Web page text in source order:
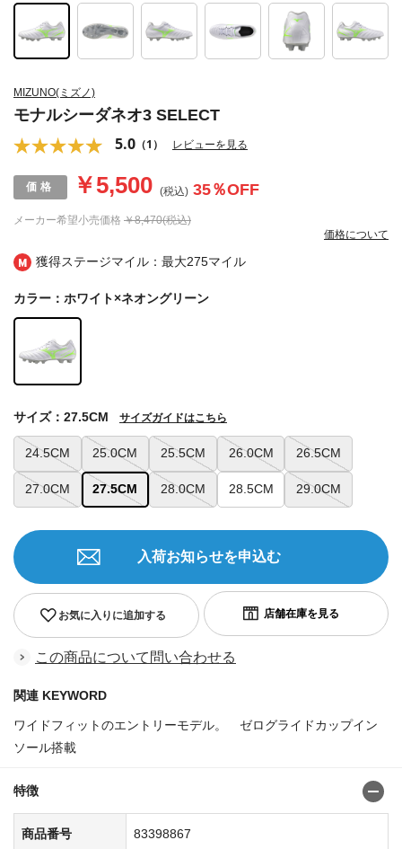
獲得ステージマイル：最大275マイル
MIZUNO(ミズノ)
モナルシーダネオ3 SELECT
5.0 （1） レビューを見る
メーカー希望小売価格 ￥8,470(税込)
￥5,500 (税込) 35％OFF
価格について
カラー：ホワイト×ネオングリーン
24.5CM 25.0CM 25.5CM 26.0CM 26.5CM
27.0CM 27.5CM 28.0CM 28.5CM 29.0CM
サイズ：27.5CM サイズガイドはこちら
お気に入りに追加する
入荷お知らせを申込む
この商品について問い合わせる
関連 KEYWORD
ワイドフィットのエントリーモデル。 ゼログライドカップイン
ソール搭載
特徴
商品番号 83398867